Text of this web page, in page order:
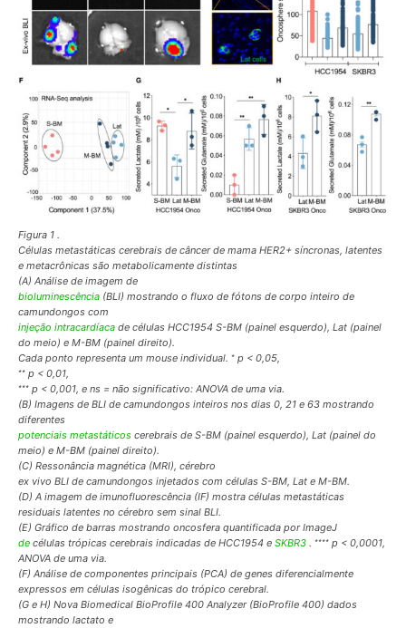
Figura 1 .
Células metastáticas cerebrais de câncer de mama HER2+ síncronas, latentes
e metacrônicas são metabolicamente distintas
(A) Análise de imagem de
bioluminescência (BLI) mostrando o fluxo de fótons de corpo inteiro de
camundongos com
injeção intracardíaca de células HCC1954 S-BM (painel esquerdo), Lat (painel
do meio) e M-BM (painel direito).
Cada ponto representa um mouse individual. ∗ p < 0,05,
∗∗ p < 0,01,
∗∗∗ p < 0,001, e ns = não significativo: ANOVA de uma via.
(B) Imagens de BLI de camundongos inteiros nos dias 0, 21 e 63 mostrando
diferentes
potenciais metastáticos cerebrais de S-BM (painel esquerdo), Lat (painel do
meio) e M-BM (painel direito).
(C) Ressonância magnética (MRI), cérebro
ex vivo BLI de camundongos injetados com células S-BM, Lat e M-BM.
(D) A imagem de imunofluorescência (IF) mostra células metastáticas
residuais latentes no cérebro sem sinal BLI.
(E) Gráfico de barras mostrando oncosfera quantificada por ImageJ
de células trópicas cerebrais indicadas de HCC1954 e SKBR3 . ∗∗∗∗ p < 0,0001,
ANOVA de uma via.
(F) Análise de componentes principais (PCA) de genes diferencialmente
expressos em células isogênicas do trópico cerebral.
(G e H) Nova Biomedical BioProfile 400 Analyzer (BioProfile 400) dados
mostrando lactato e